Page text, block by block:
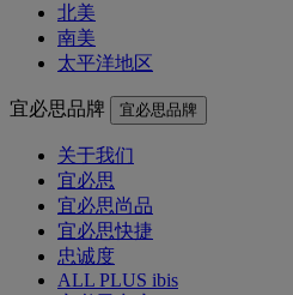
北美
南美
太平洋地区
宜必思品牌 宜必思品牌
关于我们
宜必思
宜必思尚品
宜必思快捷
忠诚度
ALL PLUS ibis